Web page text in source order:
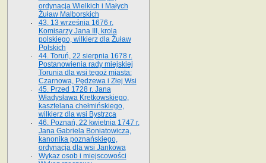
ordynacja Wielkich i Małych
Żuław Malborskich
43. 13 września 1676 r.
Komisarzy Jana III, krola
polskiego, wilkierz dla Żuław
Polskich
44. Toruń, 22 sierpnia 1678 r.
Postanowienia rady miejskiej
Torunia dla wsi tegoż miasta:
Czarnowa, Pędzewa i Złej Wsi
45. Przed 1728 r. Jana
Władysława Kretkowskiego,
kasztelana chełmińskiego,
wilkierz dla wsi Bystrzca
46. Poznań, 22 kwietnia 1747 r.
Jana Gabriela Boniatowicza,
kanonika poznańskiego,
ordynacja dla wsi Jankowa
Wykaz osob i miejscowości